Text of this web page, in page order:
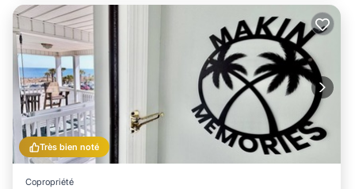
Très bien noté
Copropriété